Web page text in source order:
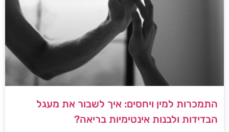
התמכרות למין ויחסים: איך לשבור את מעגל
הבדידות ולבנות אינטימיות בריאה?